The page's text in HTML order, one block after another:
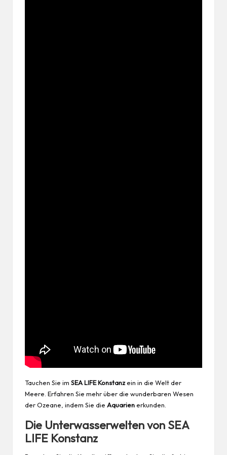
Tauchen Sie im SEA LIFE Konstanzein in die Welt der
Meere. Erfahren Sie mehr über die wunderbaren Wesen
der Ozeane, indem Sie die Aquarienerkunden.
Die Unterwasserwelten von SEA
LIFE Konstanz